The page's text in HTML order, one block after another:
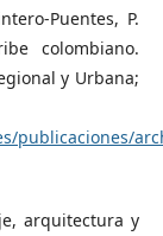
Puentes, P.
colombiano.
y Urbana;
publicaciones/
arquitectura y